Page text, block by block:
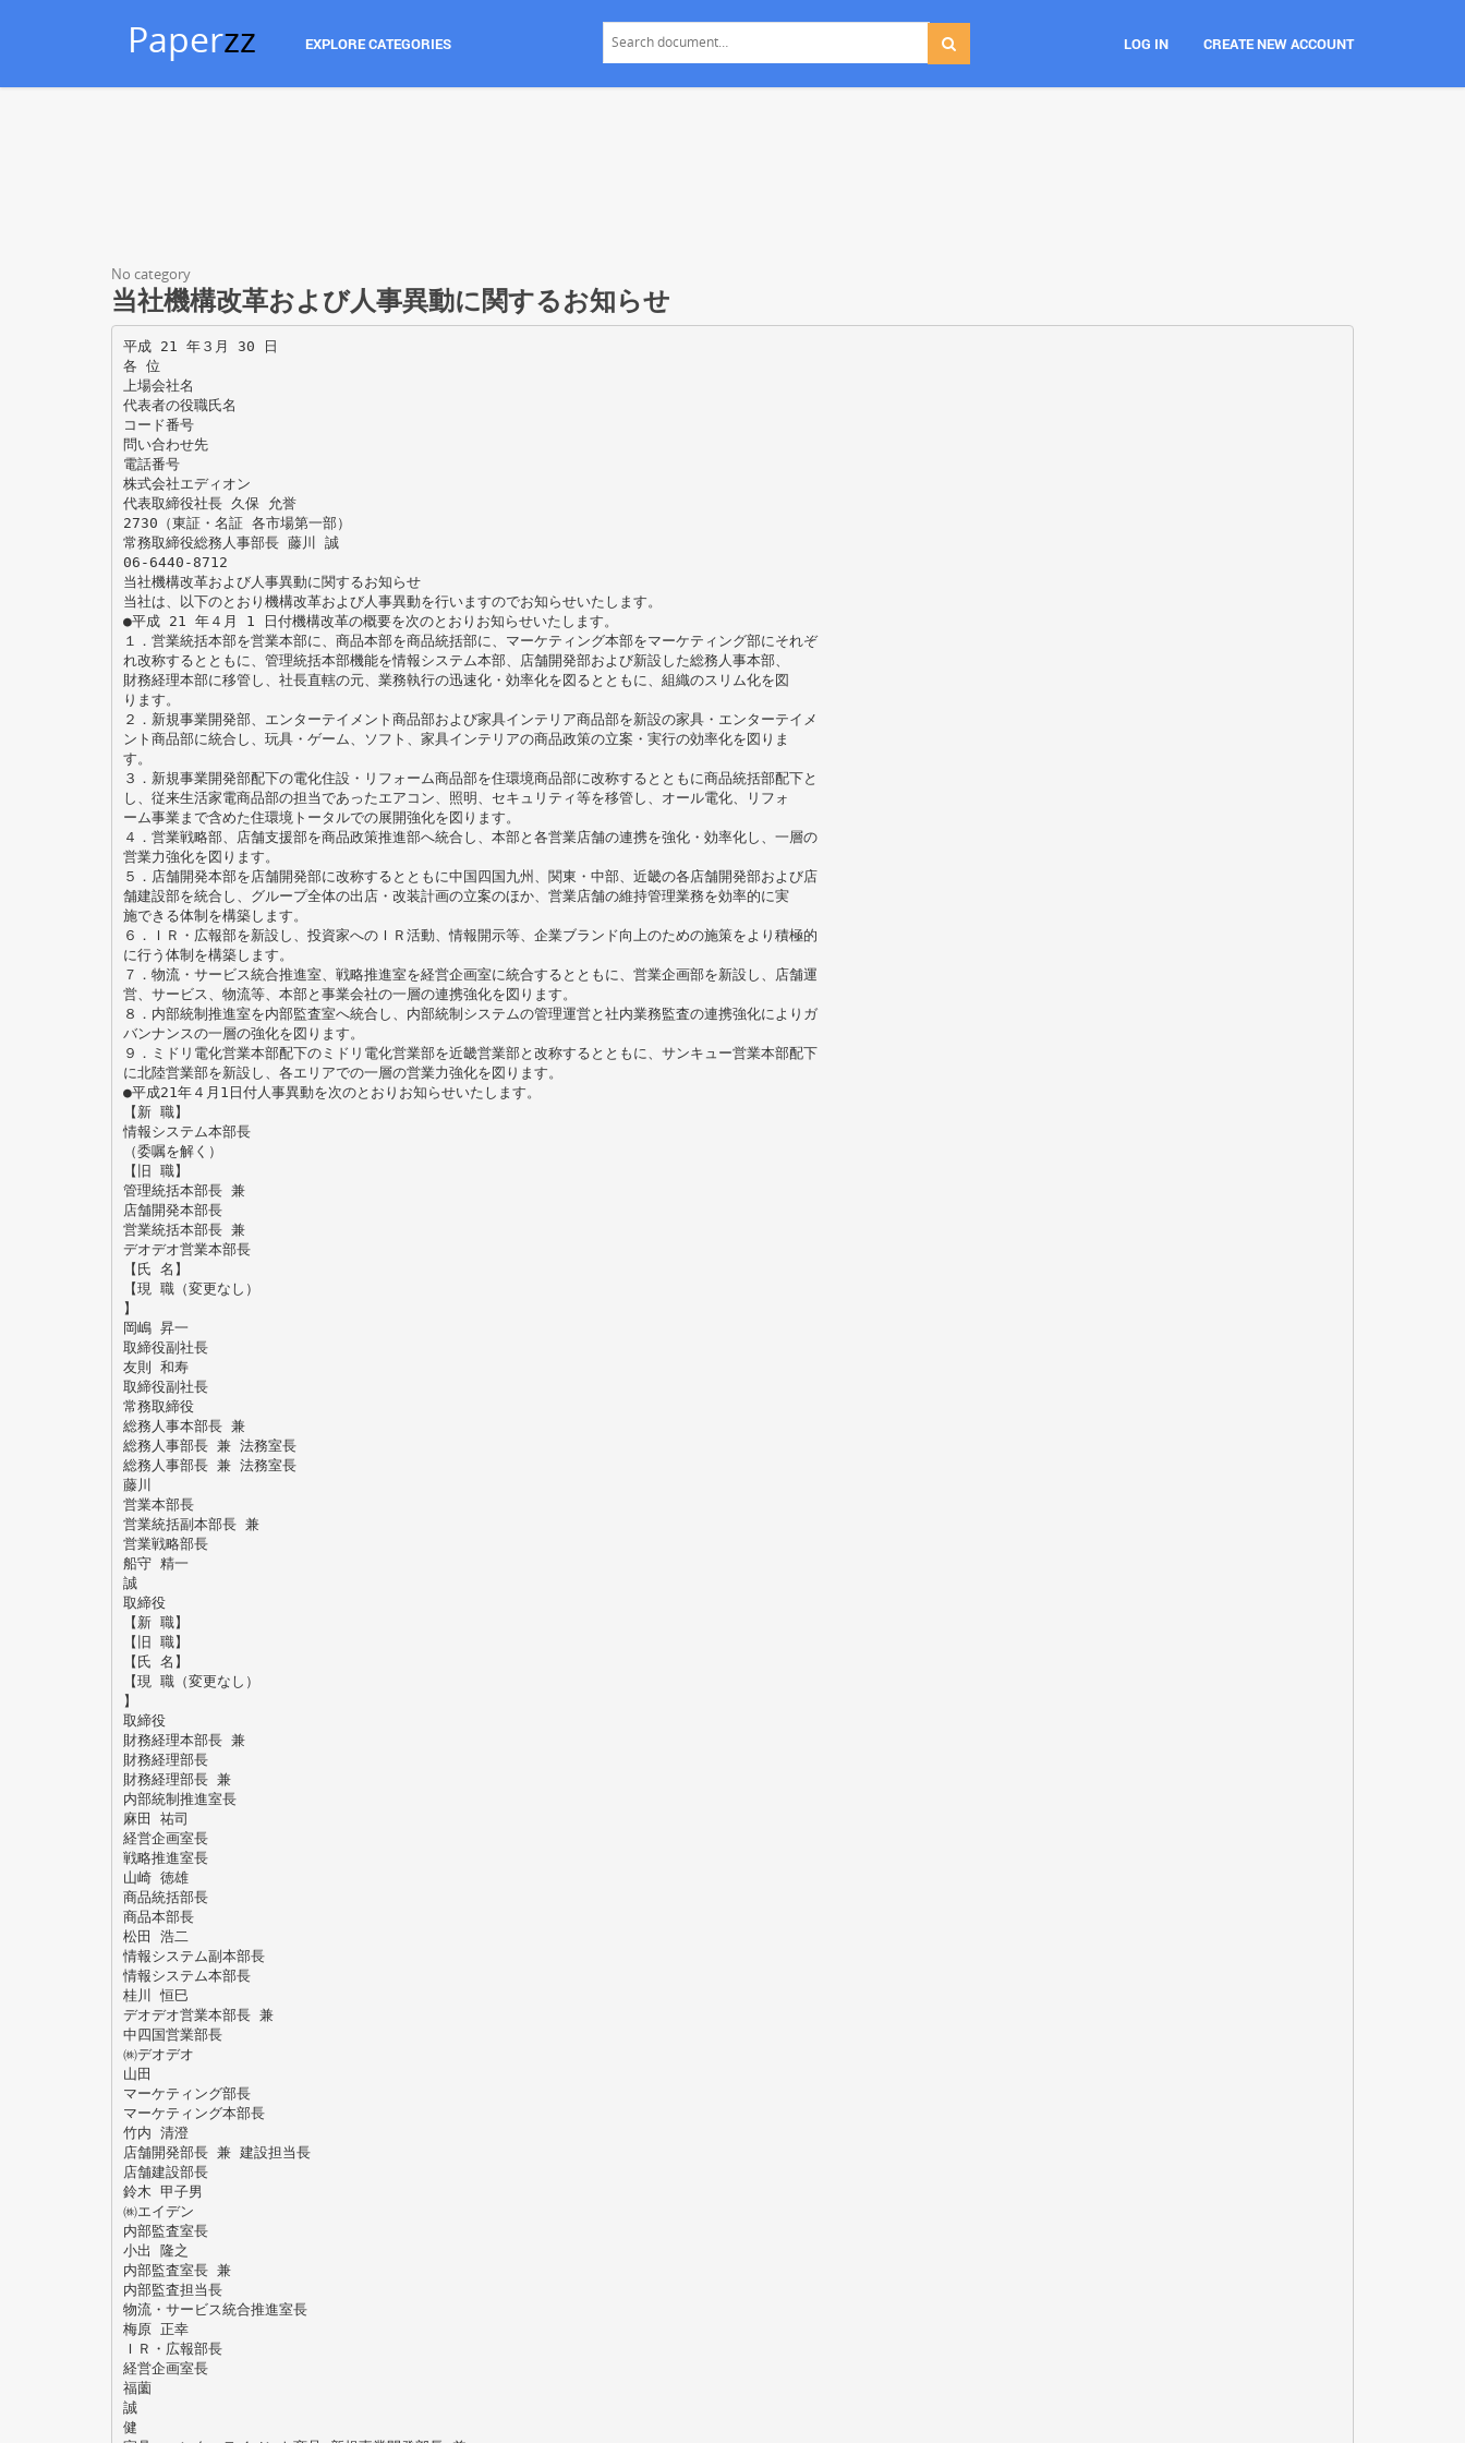
Paperzz EXPLORE CATEGORIES LOG IN CREATE NEW ACCOUNT
No category
当社機構改革および人事異動に関するお知らせ
平成 21 年３月 30 日
各 位
上場会社名
代表者の役職氏名
コード番号
問い合わせ先
電話番号
株式会社エディオン
代表取締役社長 久保 允誉
2730（東証・名証 各市場第一部）
常務取締役総務人事部長 藤川 誠
06-6440-8712
当社機構改革および人事異動に関するお知らせ
当社は、以下のとおり機構改革および人事異動を行いますのでお知らせいたします。
●平成 21 年４月 1 日付機構改革の概要を次のとおりお知らせいたします。
１．営業統括本部を営業本部に、商品本部を商品統括部に、マーケティング本部をマーケティング部にそれぞ
れ改称するとともに、管理統括本部機能を情報システム本部、店舗開発部および新設した総務人事本部、
財務経理本部に移管し、社長直轄の元、業務執行の迅速化・効率化を図るとともに、組織のスリム化を図
ります。
２．新規事業開発部、エンターテイメント商品部および家具インテリア商品部を新設の家具・エンターテイメ
ント商品部に統合し、玩具・ゲーム、ソフト、家具インテリアの商品政策の立案・実行の効率化を図りま
す。
３．新規事業開発部配下の電化住設・リフォーム商品部を住環境商品部に改称するとともに商品統括部配下と
し、従来生活家電商品部の担当であったエアコン、照明、セキュリティ等を移管し、オール電化、リフォ
ーム事業まで含めた住環境トータルでの展開強化を図ります。
４．営業戦略部、店舗支援部を商品政策推進部へ統合し、本部と各営業店舗の連携を強化・効率化し、一層の
営業力強化を図ります。
５．店舗開発本部を店舗開発部に改称するとともに中国四国九州、関東・中部、近畿の各店舗開発部および店
舗建設部を統合し、グループ全体の出店・改装計画の立案のほか、営業店舗の維持管理業務を効率的に実
施できる体制を構築します。
６．ＩＲ・広報部を新設し、投資家へのＩＲ活動、情報開示等、企業ブランド向上のための施策をより積極的
に行う体制を構築します。
７．物流・サービス統合推進室、戦略推進室を経営企画室に統合するとともに、営業企画部を新設し、店舗運
営、サービス、物流等、本部と事業会社の一層の連携強化を図ります。
８．内部統制推進室を内部監査室へ統合し、内部統制システムの管理運営と社内業務監査の連携強化によりガ
バンナンスの一層の強化を図ります。
９．ミドリ電化営業本部配下のミドリ電化営業部を近畿営業部と改称するとともに、サンキュー営業本部配下
に北陸営業部を新設し、各エリアでの一層の営業力強化を図ります。
●平成21年４月1日付人事異動を次のとおりお知らせいたします。
【新 職】
情報システム本部長
（委嘱を解く）
【旧 職】
管理統括本部長 兼
店舗開発本部長
営業統括本部長 兼
デオデオ営業本部長
【氏 名】
【現 職（変更なし）
】
岡嶋 昇一
取締役副社長
友則 和寿
取締役副社長
常務取締役
総務人事本部長 兼
総務人事部長 兼 法務室長
総務人事部長 兼 法務室長
藤川
営業本部長
営業統括副本部長 兼
営業戦略部長
船守 精一
誠
取締役
【新 職】
【旧 職】
【氏 名】
【現 職（変更なし）
】
取締役
財務経理本部長 兼
財務経理部長
財務経理部長 兼
内部統制推進室長
麻田 祐司
経営企画室長
戦略推進室長
山崎 徳雄
商品統括部長
商品本部長
松田 浩二
情報システム副本部長
情報システム本部長
桂川 恒巳
デオデオ営業本部長 兼
中四国営業部長
㈱デオデオ
山田
マーケティング部長
マーケティング本部長
竹内 清澄
店舗開発部長 兼 建設担当長
店舗建設部長
鈴木 甲子男
㈱エイデン
内部監査室長
小出 隆之
内部監査室長 兼
内部監査担当長
物流・サービス統合推進室長
梅原 正幸
ＩＲ・広報部長
経営企画室長
福薗
誠
健